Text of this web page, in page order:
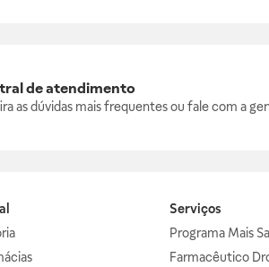
de atendimento
as dúvidas mais frequentes ou fale com a
Serviços
Programa Mais
Farmacêutico